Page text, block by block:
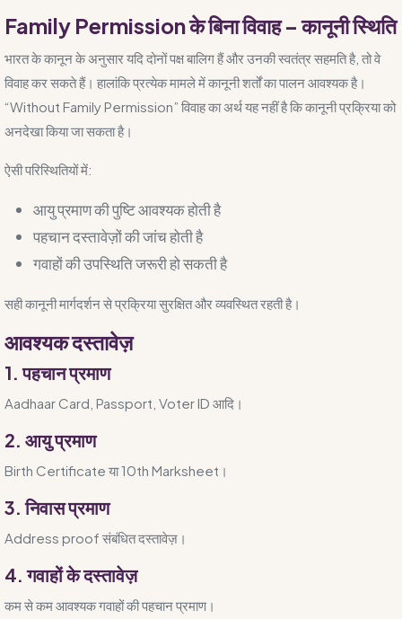
Family Permission के बिना विवाह – कानूनी स्थिति
भारत के कानून के अनुसार यदि दोनों पक्ष बालिग हैं और उनकी स्वतंत्र सहमति है, तो वे
विवाह कर सकते हैं। हालांकि प्रत्येक मामले में कानूनी शर्तों का पालन आवश्यक है।
“Without Family Permission” विवाह का अर्थ यह नहीं है कि कानूनी प्रक्रिया को
अनदेखा किया जा सकता है।
ऐसी परिस्थितियों में:
आयु प्रमाण की पुष्टि आवश्यक होती है
पहचान दस्तावेज़ों की जांच होती है
गवाहों की उपस्थिति जरूरी हो सकती है
सही कानूनी मार्गदर्शन से प्रक्रिया सुरक्षित और व्यवस्थित रहती है।
आवश्यक दस्तावेज़
1. पहचान प्रमाण
Aadhaar Card, Passport, Voter ID आदि।
2. आयु प्रमाण
Birth Certificate या 10th Marksheet।
3. निवास प्रमाण
Address proof संबंधित दस्तावेज़।
4. गवाहों के दस्तावेज़
कम से कम आवश्यक गवाहों की पहचान प्रमाण।